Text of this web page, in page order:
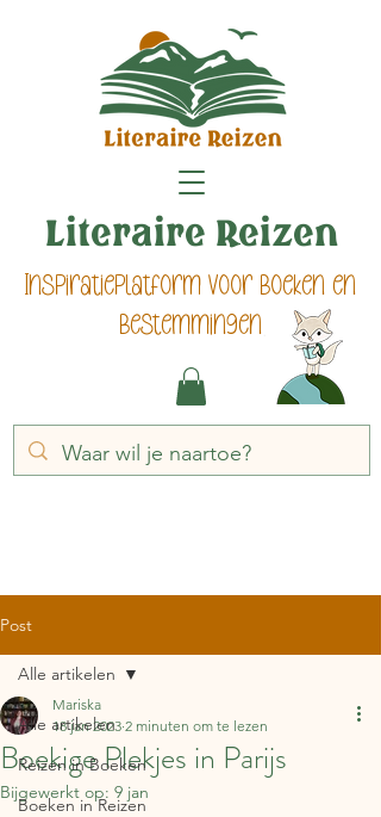
Inspiratieplatform voor boeken en
bestemmingen
Literaire Reizen
Post
Alle artikelen
Reizen in Boeken
Boeken in Reizen
Alle artikelen
Boekige Plekjes in Parijs
Mariska
18 jan 2023 2 minuten om te lezen
Bijgewerkt op: 9 jan